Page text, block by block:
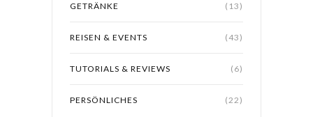
GETRÄNKE (13)
REISEN & EVENTS (43)
TUTORIALS & REVIEWS (6)
PERSÖNLICHES (22)